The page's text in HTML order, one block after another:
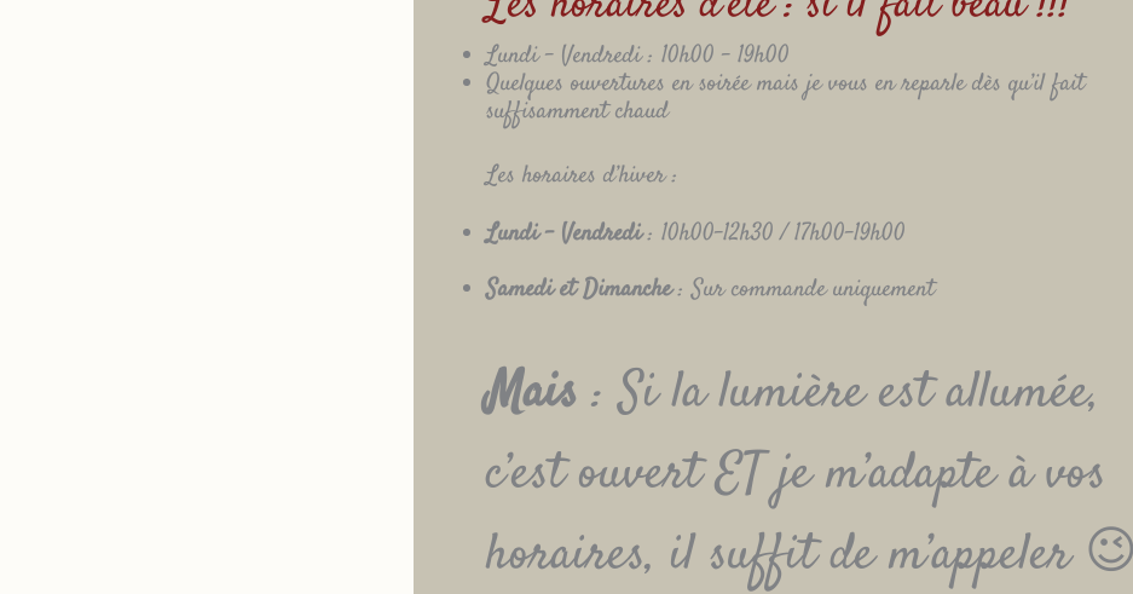
Lundi – Vendredi : 10h00 – 19h00
Quelques ouvertures en soirée mais je vous en reparle dès qu’il fait
suffisamment chaud
Les horaires d’hiver :
Lundi – Vendredi: 10h00-12h30 / 17h00-19h00
Samedi et Dimanche: Sur commande uniquement
Mais : Si la lumière est allumée,
c’est ouvert ET je m’adapte à vos
horaires, il suffit de m’appeler 😉